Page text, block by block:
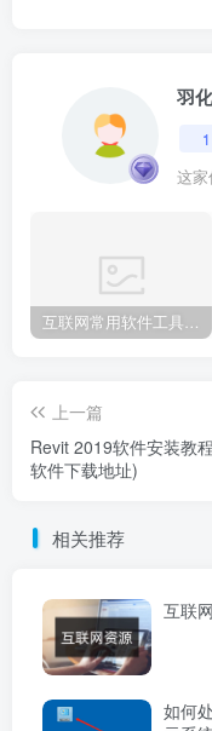
羽
1
这
互联网常用软件工具资源汇总贴
上一篇
Revit 2019软件安装教
软件下载地址)
相关推荐
互联
如何